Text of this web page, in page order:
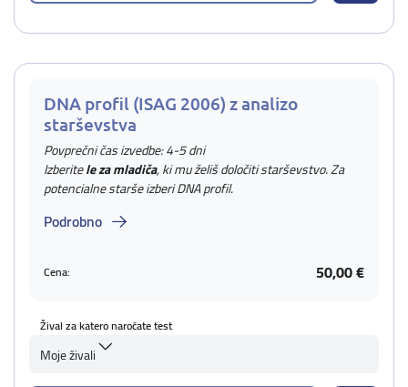
DNA profil (ISAG 2006) z analizo
starševstva
Povprečni čas izvedbe: 4-5 dni
Izberitele za mladiča, ki mu želiš določiti starševstvo. Za
potencialne starše izberi DNA profil.
Podrobno
Cena: 50,00 €
Žival za katero naročate test
Moje živali